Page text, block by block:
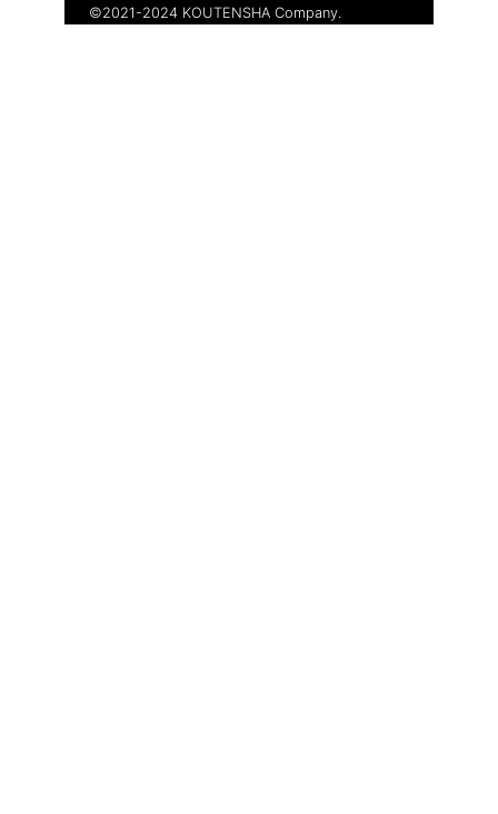
©︎2021-2024 KOUTENSHA Company.